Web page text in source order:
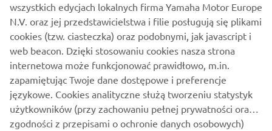
Now, wait for your Yamaha to complete the software
update. Important: do not turn the vehicle power off,
remove the USB drive, or put the vehicle in motion until
the update is completed. When you get the message that
the update is complete, you can remove the USB storage
device and enjoy the ride!
wszystkich edycjach lokalnych firma Yamaha Motor Europe
N.V. oraz jej przedstawicielstwa i filie posługują się plikami
cookies (tzw. ciasteczka) oraz podobnymi, jak javascript i
web beacon. Dzięki stosowaniu cookies nasza strona
internetowa może funkcjonować prawidłowo, m.in.
zapamiętując Twoje dane dostępowe i preferencje
językowe. Cookies analityczne służą tworzeniu statystyk
użytkowników (przy zachowaniu pełnej prywatności oraz
zgodności z przepisami o ochronie danych osobowych)